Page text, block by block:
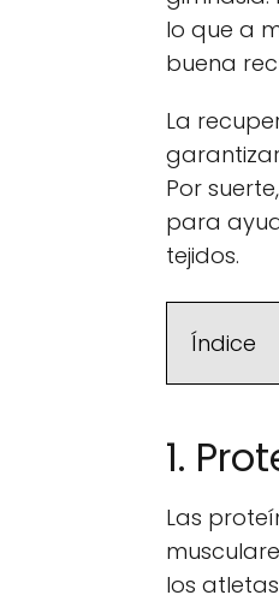
lo que a
buena
La
Por
para
tejidos.
Índice
1.
Las
los